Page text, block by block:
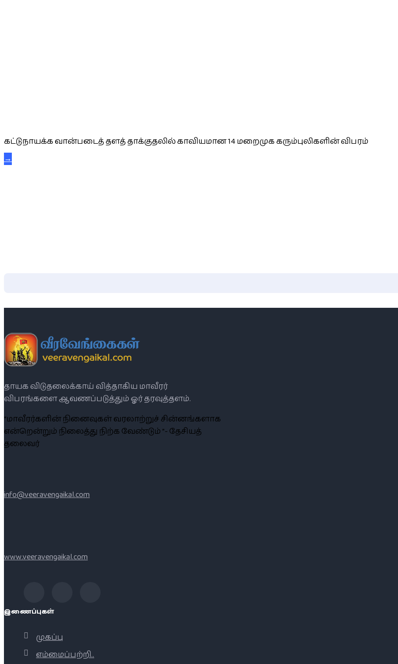
கட்டுநாயக்க வான்படைத் தளத் தாக்குதலில் காவியமான 14 மறைமுக கரும்புலிகளின் விபரம்
→
தாயக விடுதலைக்காய் வித்தாகிய மாவீரர்
விபரங்களை ஆவணப்படுத்தும் ஓர் தரவுத்தளம்.
“மாவீரர்களின் நினைவுகள் வரலாற்றுச் சின்னங்களாக
என்றென்றும் நிலைத்து நிற்க வேண்டும் ”- தேசியத்
தலைவர்
info@veeravengaikal.com
www.veeravengaikal.com
இணைப்புகள்
முகப்பு
எம்மைப்பற்றி..